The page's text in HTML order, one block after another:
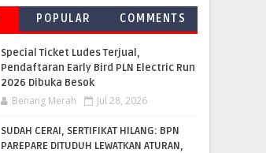
POPULAR COMMENTS
Special Ticket Ludes Terjual,
Pendaftaran Early Bird PLN Electric Run
2026 Dibuka Besok
Benang Merah Jul 28, 2026
SUDAH CERAI, SERTIFIKAT HILANG: BPN
PAREPARE DITUDUH LEWATKAN ATURAN,